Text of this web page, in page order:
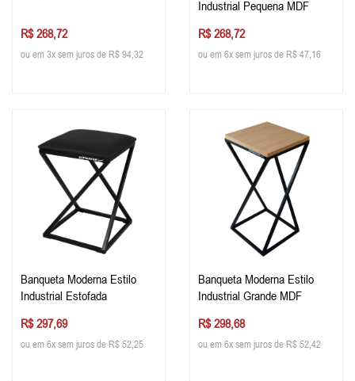
R$ 268,72
ou em 3x sem juros de R$ 94,32
Industrial Pequena MDF
R$ 268,72
ou em 6x sem juros de R$ 47,16
Banqueta Moderna Estilo
Industrial Estofada
R$ 297,69
ou em 6x sem juros de R$ 52,25
Banqueta Moderna Estilo
Industrial Grande MDF
R$ 298,68
ou em 6x sem juros de R$ 52,42